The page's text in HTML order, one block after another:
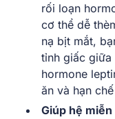
rối loạn
cơ thể dễ
nạ bịt mắt,
tỉnh giấc
hormone
ăn và hạn
Giúp hệ